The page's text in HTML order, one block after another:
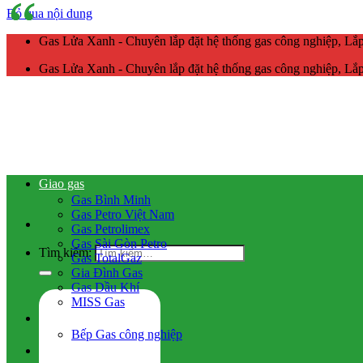
Bỏ qua nội dung
Gas Lửa Xanh - Chuyên lắp đặt hệ thống gas công nghiệp,
Gas Lửa Xanh - Chuyên lắp đặt hệ thống gas công nghiệp,
Tìm kiếm:
Giao gas
Gas Bình Minh
Gas Petro Việt Nam
Gas Petrolimex
Gas Sài Gòn Petro
Gas TotalGaz
Gia Đình Gas
Gas Dầu Khí
MISS Gas
Bếp Gas công nghiệp